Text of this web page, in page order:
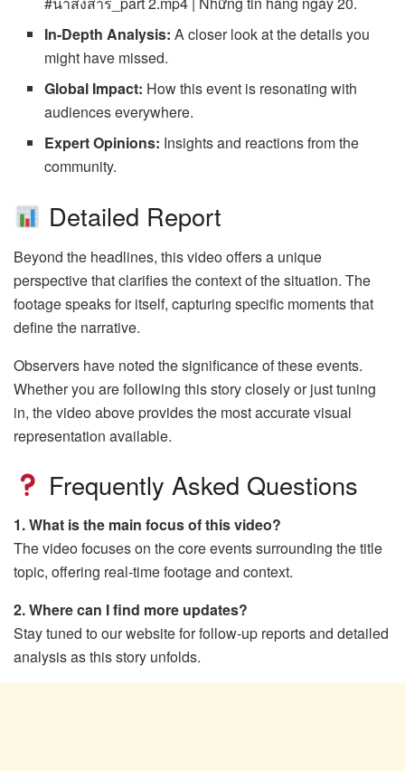
In-Depth Analysis: A closer look at the details you
might have missed.
Global Impact: How this event is resonating with
audiences everywhere.
Expert Opinions: Insights and reactions from the
community.
Detailed Report
Beyond the headlines, this video offers a unique
perspective that clarifies the context of the situation. The
footage speaks for itself, capturing specific moments that
define the narrative.
Observers have noted the significance of these events.
Whether you are following this story closely or just tuning
in, the video above provides the most accurate visual
representation available.
Frequently Asked Questions
1. What is the main focus of this video?
The video focuses on the core events surrounding the title
topic, offering real-time footage and context.
2. Where can I find more updates?
Stay tuned to our website for follow-up reports and detailed
analysis as this story unfolds.